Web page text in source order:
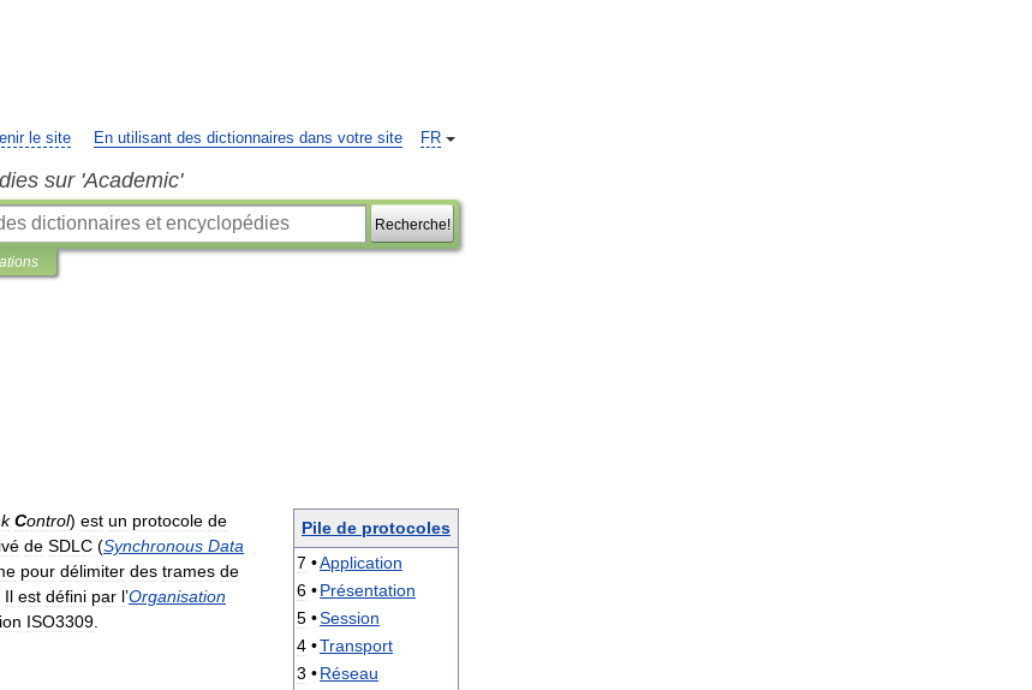
FR
le site En utilisant des dictionnaires dans votre site
sur 'Academic'
Recherche!
Pile de protocoles
7 •Application
6 •Présentation
5 •Session
4 •Transport
3 •Réseau
Control) est un protocole de
de SDLC (Synchronous Data
pour délimiter des trames de
Il est défini par l’Organisation
ISO3309